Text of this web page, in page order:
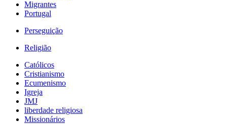
Migrantes
Portugal
Perseguição
Religião
Católicos
Cristianismo
Ecumenismo
Igreja
JMJ
liberdade religiosa
Missionários